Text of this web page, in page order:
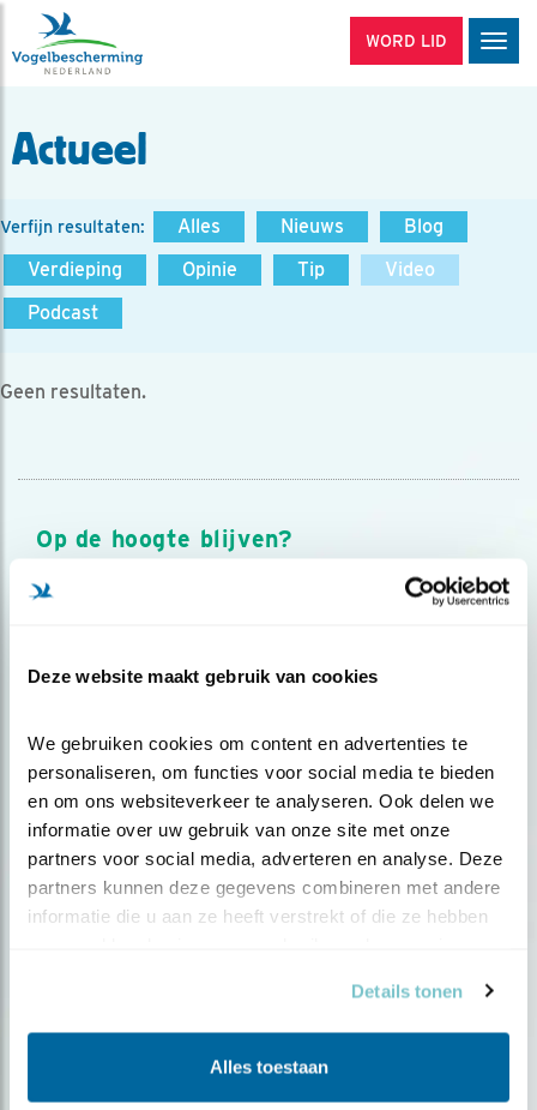
Deze website maakt gebruik van cookies
We gebruiken cookies om content en advertenties te
personaliseren, om functies voor social media te bieden
en om ons websiteverkeer te analyseren. Ook delen we
informatie over uw gebruik van onze site met onze
partners voor social media, adverteren en analyse. Deze
partners kunnen deze gegevens combineren met andere
informatie die u aan ze heeft verstrekt of die ze hebben
Details tonen
Alles toestaan
WORD LID
Actueel
Verfijn resultaten: Alles Nieuws
Blog
Verdieping
Opinie Tip
Video
Podcast
Geen resultaten.
Op de hoogte blijven?
Meld je aan en ontvang nieuws, inspiratie, acties en tips
over vogels en activiteiten van Vogelbescherming.